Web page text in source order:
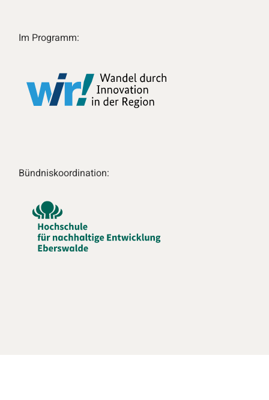
Im Programm:
Bündniskoordination: